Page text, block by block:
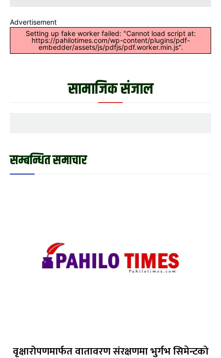
Advertisement
Setting up fake worker failed: "Cannot load script at:
https://pahilotimes.com/wp-content/plugins/pdf-
embedder/assets/js/pdfjs/pdf.worker.min.js".
सामाजिक संजाल
सम्बन्धित समाचार
वृक्षारोपणमार्फत वातावरण संरक्षणमा भुर्गभ सिमेन्टको